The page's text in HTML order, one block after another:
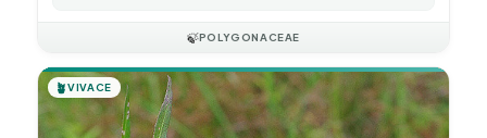
🍃POLYGONACEAE
🪴VIVACE